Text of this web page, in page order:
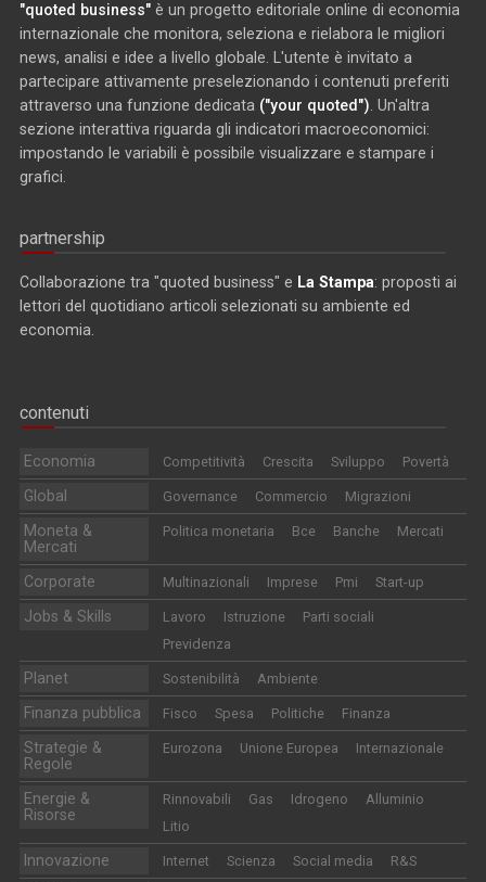
"quoted business" è un progetto editoriale online di economia
internazionale che monitora, seleziona e rielabora le migliori
news, analisi e idee a livello globale. L'utente è invitato a
partecipare attivamente preselezionando i contenuti preferiti
attraverso una funzione dedicata ("your quoted"). Un'altra
sezione interattiva riguarda gli indicatori macroeconomici:
impostando le variabili è possibile visualizzare e stampare i
grafici.
partnership
Collaborazione tra "quoted business" e La Stampa: proposti ai
lettori del quotidiano articoli selezionati su ambiente ed
economia.
contenuti
Economia Competitività Crescita Sviluppo Povertà
Global Governance Commercio Migrazioni
Moneta &
Mercati
Politica monetaria Bce Banche Mercati
Corporate Multinazionali Imprese Pmi Start-up
Jobs & Skills Lavoro Istruzione
Parti sociali
Previdenza
Planet Sostenibilità Ambiente
Finanza pubblica Fisco Spesa Politiche Finanza
Strategie &
Regole
Eurozona Unione Europea Internazionale
Energie &
Risorse
Rinnovabili Gas Idrogeno
Alluminio
Litio
Innovazione Internet Scienza Social media R&S